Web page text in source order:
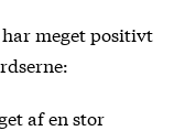
meget positivt
af en stor